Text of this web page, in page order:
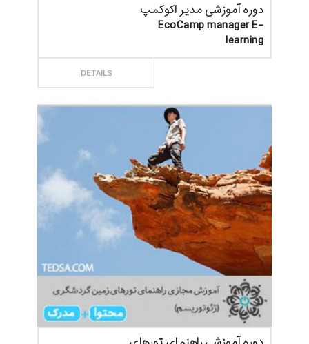
دوره آموزشی مدیر اکوکمپ
EcoCamp manager E-
learning
DETAILS